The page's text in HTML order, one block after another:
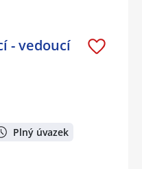
- vedoucí
Plný úvazek